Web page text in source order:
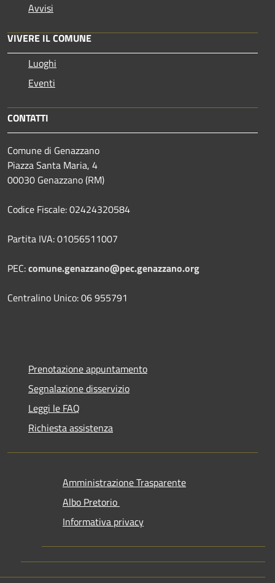
Avvisi
VIVERE IL COMUNE
Luoghi
Eventi
CONTATTI
Comune di Genazzano
Piazza Santa Maria, 4
00030 Genazzano (RM)
Codice Fiscale: 02424320584
Partita IVA: 01056511007
PEC:comune.genazzano@pec.genazzano.org
Centralino Unico: 06 955791
Prenotazione appuntamento
Segnalazione disservizio
Leggi le FAQ
Richiesta assistenza
Amministrazione Trasparente
Albo Pretorio
Informativa privacy